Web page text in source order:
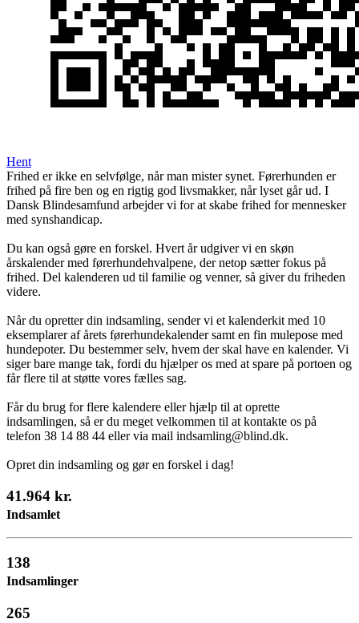
Hent
Frihed er ikke en selvfølge, når man mister synet. Førerhunden er
frihed på fire ben og en rigtig god livsmakker, når lyset går ud. I
Dansk Blindesamfund arbejder vi for at skabe frihed for mennesker
med synshandicap.
Du kan også gøre en forskel. Hvert år udgiver vi en skøn
årskalender med førerhundehvalpene, der netop sætter fokus på
frihed. Del kalenderen ud til familie og venner, så giver du friheden
videre.
Når du opretter din indsamling, sender vi et kalenderkit med 10
eksemplarer af årets førerhundekalender samt en fin mulepose med
hundepoter. Du bestemmer selv, hvem der skal have en kalender. Vi
siger bare mange tak, fordi du hjælper os med at spare på portoen og
får flere til at støtte vores fælles sag.
Får du brug for flere kalendere eller hjælp til at oprette
indsamlingen, så er du meget velkommen til at kontakte os på
telefon 38 14 88 44 eller via mail indsamling@blind.dk.
Opret din indsamling og gør en forskel i dag!
41.964 kr.
Indsamlet
138
Indsamlinger
265